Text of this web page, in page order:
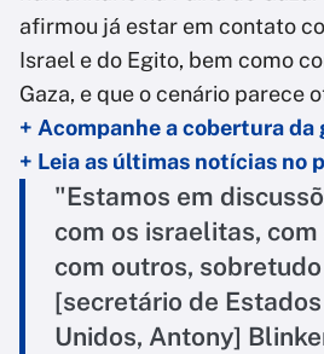
afirmou já estar em contato
Israel e do Egito, bem como
Gaza, e que o cenário parece
+ Acompanhe a cobertura da
+ Leia as últimas notícias no
"Estamos em
com os israelitas,
com outros,
[secretário de
Unidos, Antony]